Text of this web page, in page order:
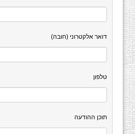
דואר אלקטרוני (חובה)
טלפון
תוכן ההודעה